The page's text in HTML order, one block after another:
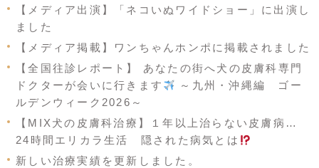
【メディア出演】「ネコいぬワイドショー」に出演し
ました
【メディア掲載】ワンちゃんホンポに掲載されました
【全国往診レポート】 あなたの街へ犬の皮膚科専門
ドクターが会いに行きます
～九州・沖縄編 ゴー
ルデンウィーク2026～
【MIX犬の皮膚科治療】１年以上治らない皮膚病…
24時間エリカラ生活 隠された病気とは
新しい治療実績を更新しました。